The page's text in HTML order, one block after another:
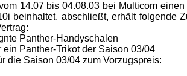
14.07 bis 04.08.03 bei Multicom einen
beinhaltet, abschließt, erhält folgende
Panther-Handyschalen
ein Panther-Trikot der Saison 03/04
die Saison 03/04 zum Vorzugspreis: